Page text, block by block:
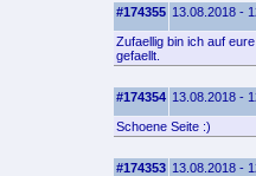
#174355 13.08.2018 -
Zufaellig bin ich auf
gefaellt.
#174354 13.08.2018 -
Schoene Seite :)
#174353 13.08.2018 -